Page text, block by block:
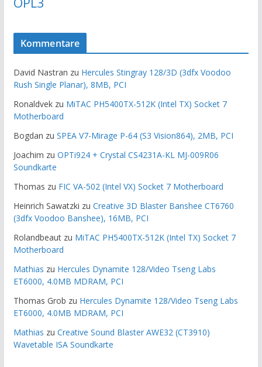
Kommentare
David Nastran zu Hercules Stingray 128/3D (3dfx Voodoo
Rush Single Planar), 8MB, PCI
Ronaldvekzu MiTAC PH5400TX-512K (Intel TX) Socket 7
Motherboard
Bogdan zu SPEA V7-Mirage P-64 (S3 Vision864), 2MB, PCI
Joachim zu OPTi924 + Crystal CS4231A-KL MJ-009R06
Soundkarte
Thomas zu FIC VA-502 (Intel VX) Socket 7 Motherboard
Heinrich Sawatzki zu Creative 3D Blaster Banshee CT6760
(3dfx Voodoo Banshee), 16MB, PCI
Rolandbeautzu MiTAC PH5400TX-512K (Intel TX) Socket 7
Motherboard
Mathias zu Hercules Dynamite 128/Video Tseng Labs
ET6000, 4.0MB MDRAM, PCI
Thomas Grob zu Hercules Dynamite 128/Video Tseng Labs
ET6000, 4.0MB MDRAM, PCI
Mathias zu Creative Sound Blaster AWE32 (CT3910)
Wavetable ISA Soundkarte